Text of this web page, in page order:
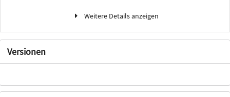
Weitere Details anzeigen
Versionen